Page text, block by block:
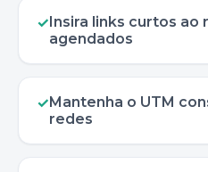
✓Insira links curtos ao
agendados
✓Mantenha o UTM
redes